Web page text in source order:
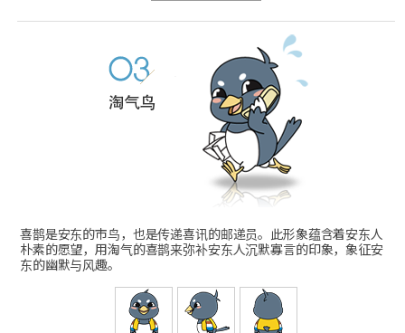
喜鹊是安东的市鸟，也是传递喜讯的邮递员。此形象蕴含着安东人
朴素的愿望，用淘气的喜鹊来弥补安东人沉默寡言的印象，象征安
东的幽默与风趣。